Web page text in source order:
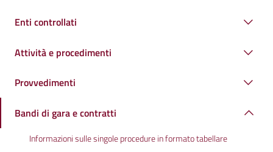
Enti controllati
Attività e procedimenti
Provvedimenti
Bandi di gara e contratti
Informazioni sulle singole procedure in formato tabellare